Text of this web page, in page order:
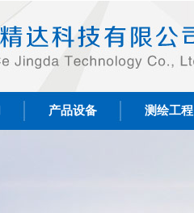
产品设备 测绘工程